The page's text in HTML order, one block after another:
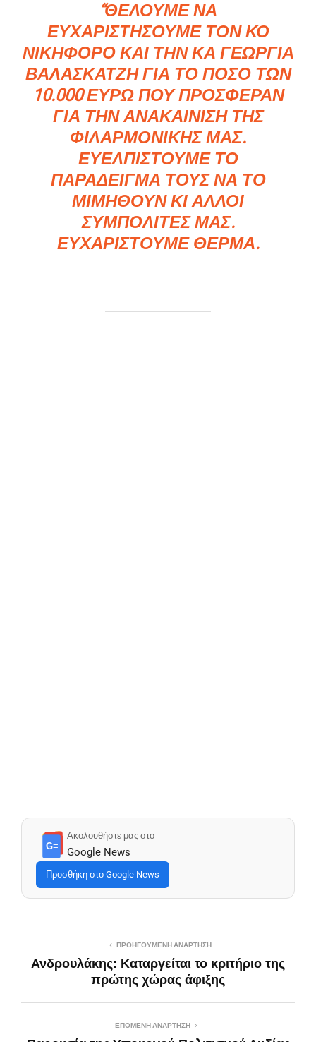
“ΘΈΛΟΥΜΕ ΝΑ
ΕΥΧΑΡΙΣΤΉΣΟΥΜΕ ΤΟΝ ΚΟ
ΝΙΚΗΦΌΡΟ ΚΑΙ ΤΗΝ ΚΑ ΓΕΩΡΓΊΑ
ΒΑΛΑΣΚΑΤΖΉ ΓΙΑ ΤΟ ΠΟΣΌ ΤΩΝ
10.000 ΕΥΡΏ ΠΟΥ ΠΡΌΣΦΕΡΑΝ
ΓΙΑ ΤΗΝ ΑΝΑΚΑΊΝΙΣΗ ΤΗΣ
ΦΙΛΑΡΜΟΝΙΚΉΣ ΜΑΣ.
ΕΥΕΛΠΙΣΤΟΎΜΕ ΤΟ
ΠΑΡΆΔΕΙΓΜΆ ΤΟΥΣ ΝΑ ΤΟ
ΜΙΜΗΘΟΎΝ ΚΙ ΆΛΛΟΙ
ΣΥΜΠΟΛΊΤΕΣ ΜΑΣ.
ΕΥΧΑΡΙΣΤΟΎΜΕ ΘΕΡΜΆ.
G≡
Ακολουθήστε μας στο
Google News
Προσθήκη στο Google News
ΠΡΟΗΓΟΎΜΕΝΗ ΑΝΆΡΤΗΣΗ
Ανδρουλάκης: Καταργείται το κριτήριο της
πρώτης χώρας άφιξης
ΕΠΌΜΕΝΗ ΑΝΆΡΤΗΣΗ